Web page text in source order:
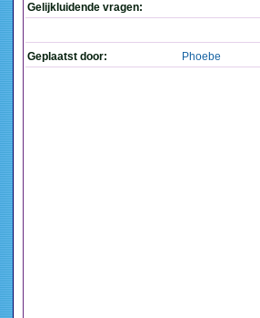
Gelijkluidende vragen:
Geplaatst door: Phoebe